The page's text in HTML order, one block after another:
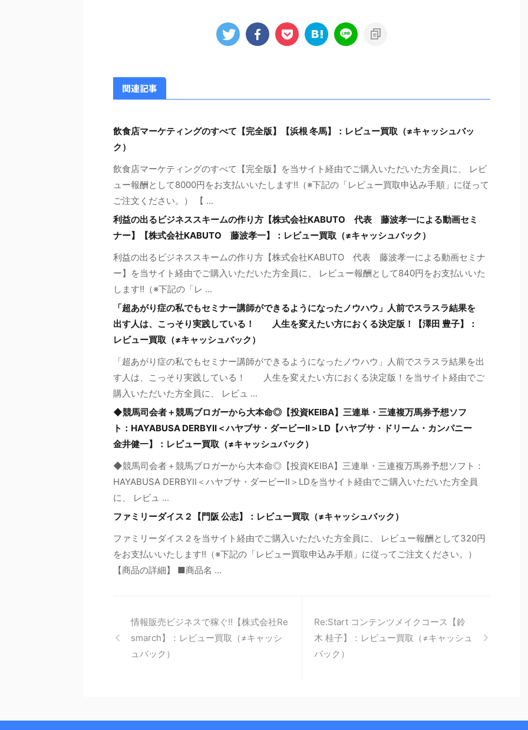
関連記事
飲食店マーケティングのすべて【完全版】【浜根 冬馬】：レビュー買取（≠キャッシュバッ
ク）
飲食店マーケティングのすべて【完全版】を当サイト経由でご購入いただいた方全員に、 レビ
ュー報酬として8000円をお支払いいたします!!（※下記の「レビュー買取申込み手順」に従って
ご注文ください。） 【 ...
利益の出るビジネススキームの作り方【株式会社KABUTO 代表 藤波孝一による動画セミ
ナー】【株式会社KABUTO 藤波孝一】：レビュー買取（≠キャッシュバック）
利益の出るビジネススキームの作り方【株式会社KABUTO 代表 藤波孝一による動画セミナ
ー】を当サイト経由でご購入いただいた方全員に、 レビュー報酬として840円をお支払いいた
します!!（※下記の「レ ...
「超あがり症の私でもセミナー講師ができるようになったノウハウ」人前でスラスラ結果を
出す人は、こっそり実践している！ 人生を変えたい方におくる決定版！【澤田 豊子】：
レビュー買取（≠キャッシュバック）
「超あがり症の私でもセミナー講師ができるようになったノウハウ」人前でスラスラ結果を出
す人は、こっそり実践している！ 人生を変えたい方におくる決定版！を当サイト経由でご
購入いただいた方全員に、 レビュ ...
◆競馬司会者＋競馬ブロガーから大本命◎【投資KEIBA】三連単・三連複万馬券予想ソフ
ト：HAYABUSA DERBYII＜ハヤブサ・ダービーII＞LD【ハヤブサ・ドリーム・カンパニー
金井健一】：レビュー買取（≠キャッシュバック）
◆競馬司会者＋競馬ブロガーから大本命◎【投資KEIBA】三連単・三連複万馬券予想ソフト：
HAYABUSA DERBYII＜ハヤブサ・ダービーII＞LDを当サイト経由でご購入いただいた方全員
に、 レビュ ...
ファミリーダイス２【門阪 公志】：レビュー買取（≠キャッシュバック）
ファミリーダイス２を当サイト経由でご購入いただいた方全員に、 レビュー報酬として320円
をお支払いいたします!!（※下記の「レビュー買取申込み手順」に従ってご注文ください。）
【商品の詳細】 ■商品名 ...
情報販売ビジネスで稼ぐ!!【株式会社Re
smarch】：レビュー買取（≠キャッシ
ュバック）
Re:Start コンテンツメイクコース【鈴
木 桂子】：レビュー買取（≠キャッシュ
バック）